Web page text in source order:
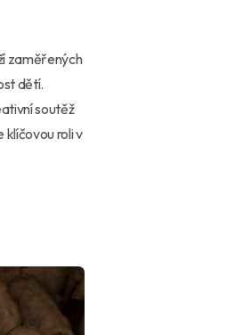
zaměřených
dětí.
soutěž
klíčovou roli v